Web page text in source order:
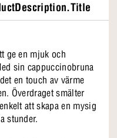
ge en mjuk och
sin cappuccinobruna
en touch av värme
Överdraget smälter
att skapa en mysig
stunder.